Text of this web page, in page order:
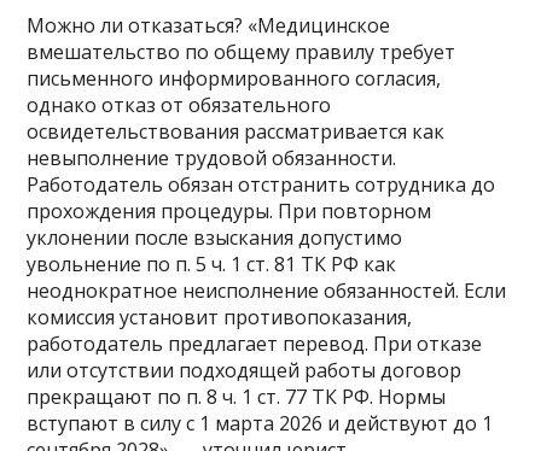
Можно ли отказаться? «Медицинское
вмешательство по общему правилу требует
письменного информированного согласия,
однако отказ от обязательного
освидетельствования рассматривается как
невыполнение трудовой обязанности.
Работодатель обязан отстранить сотрудника до
прохождения процедуры. При повторном
уклонении после взыскания допустимо
увольнение по п. 5 ч. 1 ст. 81 ТК РФ как
неоднократное неисполнение обязанностей. Если
комиссия установит противопоказания,
работодатель предлагает перевод. При отказе
или отсутствии подходящей работы договор
прекращают по п. 8 ч. 1 ст. 77 ТК РФ. Нормы
вступают в силу с 1 марта 2026 и действуют до 1